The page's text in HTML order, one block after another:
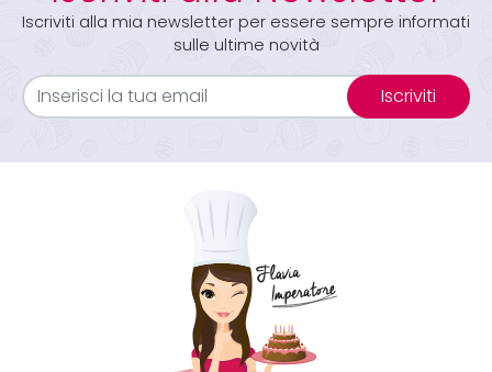
Iscriviti alla mia newsletter per essere sempre informati
sulle ultime novità
Iscriviti